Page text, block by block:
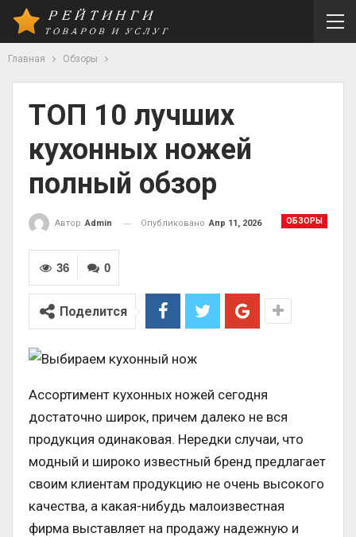
Главная Обзоры
ТОП 10 лучших
кухонных ножей
полный обзор
ОБЗОРЫ
Автор Admin Опубликовано Апр 11, 2026
0
36
Поделится
Ассортимент кухонных ножей сегодня
достаточно широк, причем далеко не вся
продукция одинаковая. Нередки случаи, что
модный и широко известный бренд предлагает
своим клиентам продукцию не очень высокого
качества, а какая-нибудь малоизвестная
фирма выставляет на продажу надежную и